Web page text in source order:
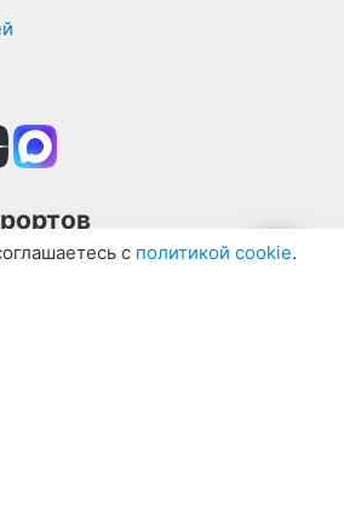
с политикой cookie.